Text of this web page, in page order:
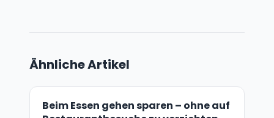
Ähnliche Artikel
Beim Essen gehen sparen – ohne auf